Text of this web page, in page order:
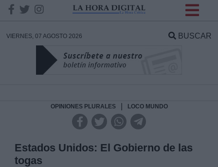
VIERNES, 07 AGOSTO 2026 BUSCAR
OPINIONES PLURALES LOCO MUNDO
Estados Unidos: El Gobierno de las
togas
DATOS
Responsable: